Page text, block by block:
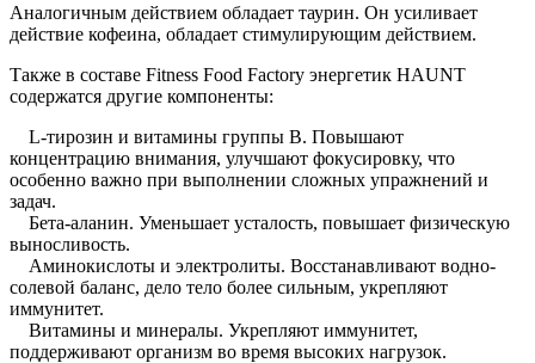
Аналогичным действием обладает таурин. Он усиливает
действие кофеина, обладает стимулирующим действием.
Также в составе Fitness Food Factory энергетик HAUNT
содержатся другие компоненты:
L-тирозин и витамины группы B. Повышают
концентрацию внимания, улучшают фокусировку, что
особенно важно при выполнении сложных упражнений и
задач.
Бета-аланин. Уменьшает усталость, повышает физическую
выносливость.
Аминокислоты и электролиты. Восстанавливают водно-
солевой баланс, дело тело более сильным, укрепляют
иммунитет.
Витамины и минералы. Укрепляют иммунитет,
поддерживают организм во время высоких нагрузок.